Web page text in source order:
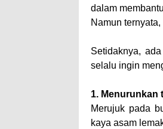
dalam
Namun
Setidaknya,
selalu ingin
1. Menurunkan
Merujuk pada
kaya asam